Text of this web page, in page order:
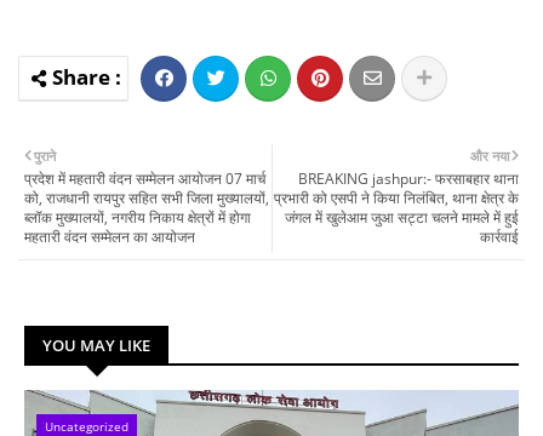
और नया
BREAKING jashpur:- फरसाबहार थाना
प्रभारी को एसपी ने किया निलंबित, थाना क्षेत्र के
जंगल में खुलेआम जुआ सट्टा चलने मामले में हुई
कार्रवाई
पुराने
प्रदेश में महतारी वंदन सम्मेलन आयोजन 07 मार्च
को, राजधानी रायपुर सहित सभी जिला मुख्यालयों,
ब्लॉक मुख्यालयों, नगरीय निकाय क्षेत्रों में होगा
महतारी वंदन सम्मेलन का आयोजन
YOU MAY LIKE
Uncategorized